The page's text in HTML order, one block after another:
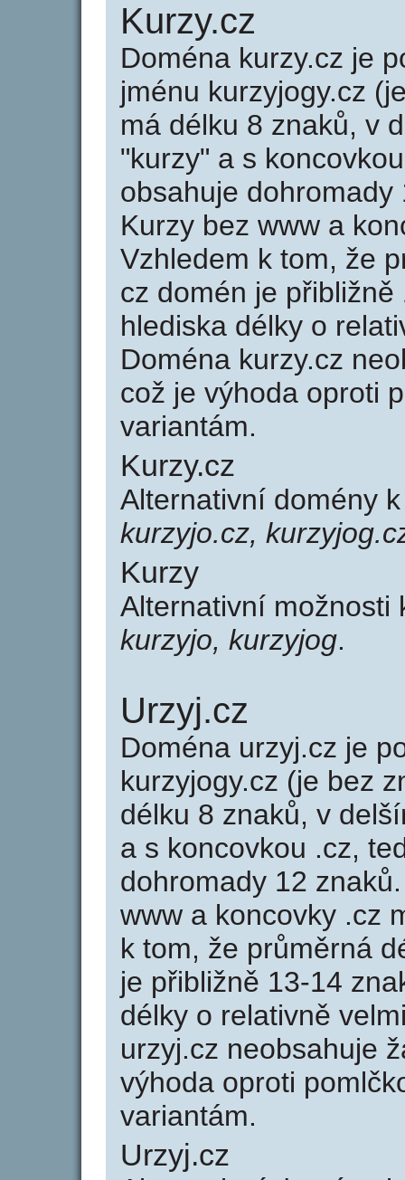
Kurzy.cz
Doména kurzy.cz je
jménu kurzyjogy.cz
má délku 8 znaků, v
"kurzy" a s
obsahuje
Kurzy bez www a
Vzhledem k tom, že
cz domén je
hlediska délky o
Doména kurzy.cz
což je výhoda oproti
variantám.
Kurzy.cz
Alternativní domény
kurzyjo.cz,
Kurzy
Alternativní
kurzyjo, kurzyjog.
Urzyj.cz
Doména urzyj.cz je
kurzyjogy.cz (je bez
délku 8 znaků, v
a s koncovkou .cz,
dohromady 12
www a koncovky .cz
k tom, že průměrná
je přibližně 13-14
délky o relativně
urzyj.cz neobsahuje
výhoda oproti
variantám.
Urzyj.cz